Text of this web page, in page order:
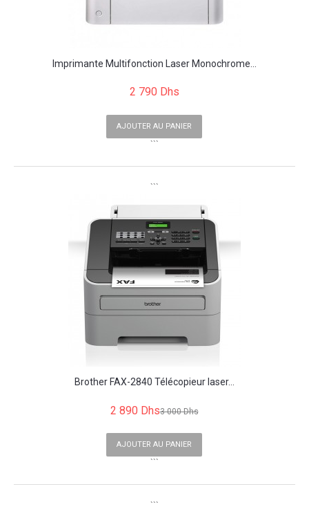
Imprimante Multifonction Laser Monochrome...
2 790 Dhs
AJOUTER AU PANIER
```
```
Brother FAX-2840 Télécopieur laser...
2 890 Dhs3 000 Dhs
AJOUTER AU PANIER
```
```